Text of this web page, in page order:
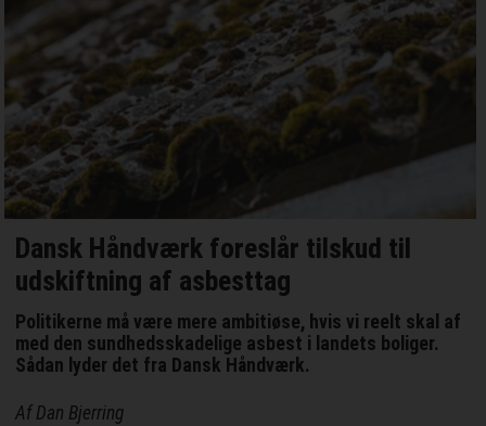
Dansk Håndværk foreslår tilskud til
udskiftning af asbesttag
Politikerne må være mere ambitiøse, hvis vi reelt skal af
med den sundhedsskadelige asbest i landets boliger.
Sådan lyder det fra Dansk Håndværk.
Af Dan Bjerring